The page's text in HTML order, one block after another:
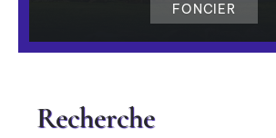
FONCIER
Recherche